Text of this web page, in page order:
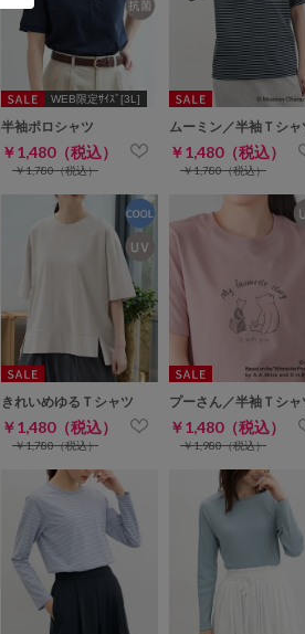
WEB限定ｻｲｽﾞ[3L]
半袖ポロシャツ
￥1,480（税込）
￥1,780（税込）
ムーミン／半袖Ｔシャ
￥1,480（税込）
￥1,780（税込）
きれいめゆるＴシャツ
￥1,480（税込）
￥1,780（税込）
プーさん／半袖Ｔシャ
￥1,480（税込）
￥1,980（税込）